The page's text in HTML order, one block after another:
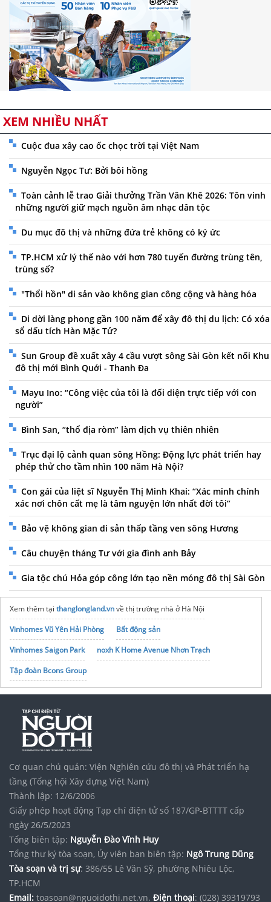
XEM NHIỀU NHẤT
Cuộc đua xây cao ốc chọc trời tại Việt Nam
Nguyễn Ngọc Tư: Bởi bôi hồng
Toàn cảnh lễ trao Giải thưởng Trần Văn Khê 2026: Tôn vinh
những người giữ mạch nguồn âm nhạc dân tộc
Du mục đô thị và những đứa trẻ không có ký ức
TP.HCM xử lý thế nào với hơn 780 tuyến đường trùng tên,
trùng số?
"Thổi hồn" di sản vào không gian công cộng và hàng hóa
Di dời làng phong gần 100 năm để xây đô thị du lịch: Có xóa
sổ dấu tích Hàn Mặc Tử?
Sun Group đề xuất xây 4 cầu vượt sông Sài Gòn kết nối Khu
đô thị mới Bình Quới - Thanh Đa
Mayu Ino: “Công việc của tôi là đối diện trực tiếp với con
người”
Bình San, “thổ địa ròm” làm dịch vụ thiên nhiên
Trục đại lộ cảnh quan sông Hồng: Động lực phát triển hay
phép thử cho tầm nhìn 100 năm Hà Nội?
Con gái của liệt sĩ Nguyễn Thị Minh Khai: “Xác minh chính
xác nơi chôn cất mẹ là tâm nguyện lớn nhất đời tôi”
Bảo vệ không gian di sản thấp tầng ven sông Hương
Câu chuyện tháng Tư với gia đình anh Bảy
Gia tộc chú Hỏa góp công lớn tạo nền móng đô thị Sài Gòn
Xem thêm tại thanglongland.vnvề thị trường nhà ở Hà Nội
Vinhomes Vũ Yên Hải Phòng
Bất động sản
Vinhomes Saigon Park
noxh K Home Avenue Nhơn Trạch
Tập đoàn Bcons Group
Cơ quan chủ quản: Viện Nghiên cứu đô thị và Phát triển hạ
tầng (Tổng hội Xây dựng Việt Nam)
Thành lập: 12/6/2006
Giấy phép hoạt động Tạp chí điện tử số 187/GP-BTTTT cấp
ngày 26/5/2023
Tổng biên tập: Nguyễn Đào Vĩnh Huy
Tổng thư ký tòa soạn, Ủy viên ban biên tập: Ngô Trung Dũng
Tòa soạn và trị sự: 386/55 Lê Văn Sỹ, phường Nhiêu Lộc,
TP.HCM
Email: toasoan@nguoidothi.net.vn. Điện thoại: (028) 39319793